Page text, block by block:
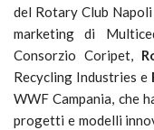
del Rotary Club
marketing di
Consorzio Coripet,
Recycling Industries e
WWF Campania, che
progetti e modelli